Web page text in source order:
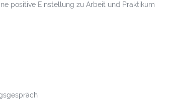
positive Einstellung zu Arbeit und Praktikum